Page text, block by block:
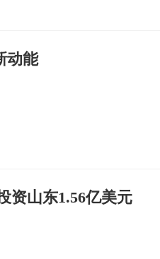
动能
资山东1.56亿美元